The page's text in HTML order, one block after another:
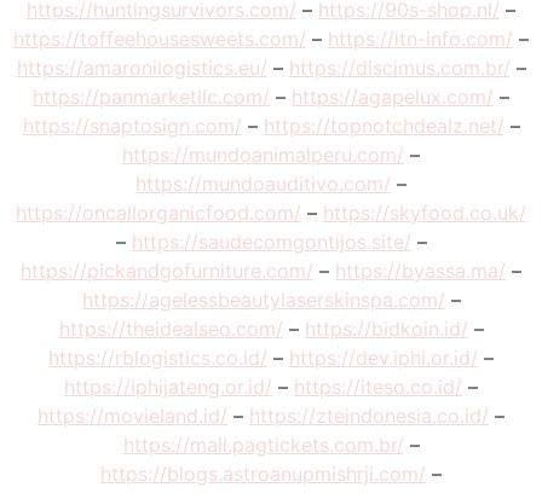
https://huntingsurvivors.com/ – https://90s-shop.nl/ –
https://toffeehousesweets.com/ – https://itn-info.com/ –
https://amaronilogistics.eu/ – https://discimus.com.br/ –
https://panmarketllc.com/ – https://agapelux.com/ –
https://snaptosign.com/ – https://topnotchdealz.net/ –
https://mundoanimalperu.com/ –
https://mundoauditivo.com/ –
https://oncallorganicfood.com/ – https://skyfood.co.uk/
– https://saudecomgontijos.site/ –
https://pickandgofurniture.com/ – https://byassa.ma/ –
https://agelessbeautylaserskinspa.com/ –
https://theidealseo.com/ – https://bidkoin.id/ –
https://rblogistics.co.id/ – https://dev.iphi.or.id/ –
https://iphijateng.or.id/ – https://iteso.co.id/ –
https://movieland.id/ – https://zteindonesia.co.id/ –
https://mail.pagtickets.com.br/ –
https://blogs.astroanupmishrji.com/ –